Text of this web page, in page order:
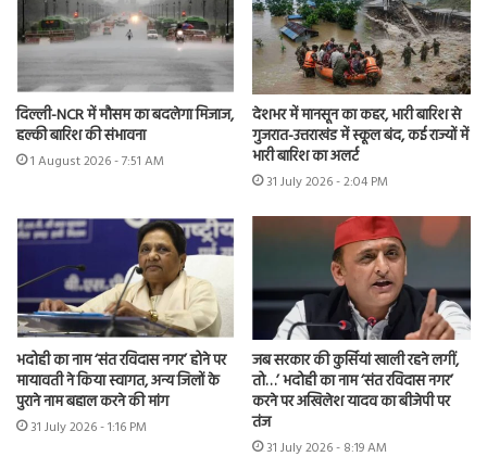
दिल्ली-NCR में मौसम का बदलेगा मिजाज,
हल्की बारिश की संभावना
1 August 2026 - 7:51 AM
देशभर में मानसून का कहर, भारी बारिश से
गुजरात-उत्तराखंड में स्कूल बंद, कई राज्यों में
भारी बारिश का अलर्ट
31 July 2026 - 2:04 PM
भदोही का नाम ‘संत रविदास नगर’ होने पर
मायावती ने किया स्वागत, अन्य जिलों के
पुराने नाम बहाल करने की मांग
31 July 2026 - 1:16 PM
जब सरकार की कुर्सियां खाली रहने लगीं,
तो…’ भदोही का नाम ‘संत रविदास नगर’
करने पर अखिलेश यादव का बीजेपी पर
तंज
31 July 2026 - 8:19 AM